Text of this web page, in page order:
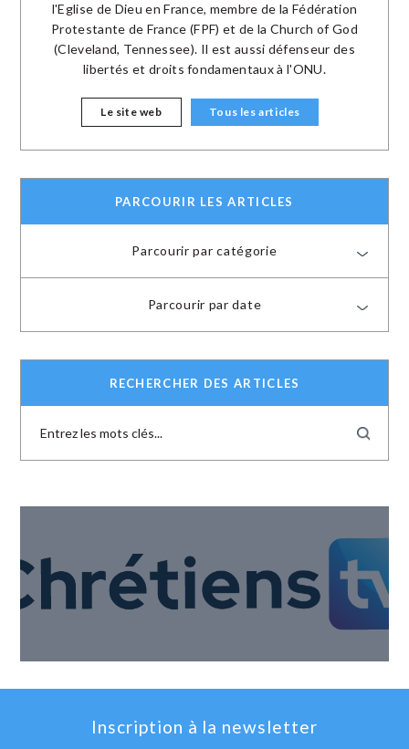
l'Eglise de Dieu en France, membre de la Fédération
Protestante de France (FPF) et de la Church of God
(Cleveland, Tennessee). Il est aussi défenseur des
libertés et droits fondamentaux à l'ONU.
Le site web Tous les articles
PARCOURIR LES ARTICLES
Parcourir par catégorie
Parcourir par date
RECHERCHER DES ARTICLES
Inscription à la newsletter